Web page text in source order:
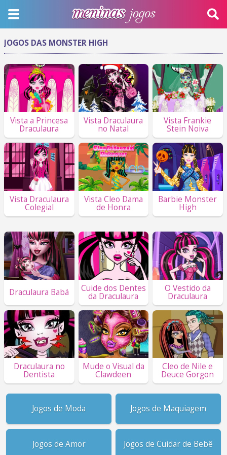
JOGOS DAS MONSTER HIGH
Vista a Princesa
Draculaura
Vista Draculaura
no Natal
Vista Frankie
Stein Noiva
Vista Draculaura
Colegial
Vista Cleo Dama
de Honra
Barbie Monster
High
Draculaura Babá Cuide dos Dentes
da Draculaura
O Vestido da
Draculaura
Draculaura no
Dentista
Mude o Visual da
Clawdeen
Cleo de Nile e
Deuce Gorgon
Jogos de Moda Jogos de Maquiagem
Jogos de Amor Jogos de Cuidar de Bebê